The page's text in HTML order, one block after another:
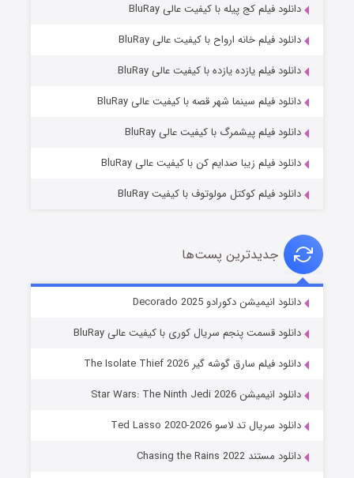
خاندان اژدها فصل ۳
دانلود فیلم کج‌ پیله با کیفیت عالی BluRay
دانلود فیلم خانه ارواح با کیفیت عالی BluRay
دانلود فیلم یازده یازده با کیفیت عالی BluRay
دانلود فیلم سینما شهر قصه با کیفیت عالی BluRay
دانلود فیلم پیشمرگ با کیفیت عالی BluRay
دانلود فیلم زیبا صدایم کن با کیفیت عالی BluRay
دانلود فیلم کوکتل مولوتوف با کیفیت BluRay
جدیدترین پست‌ها
دانلود انیمیشن دکورادو Decorado 2025
دانلود قسمت پنجم سریال کوری با کیفیت عالی BluRay
دانلود فیلم سارق گوشه گیر The Isolate Thief 2026
دانلود انیمیشن Star Wars: The Ninth Jedi 2026
دانلود سریال تد لاسو Ted Lasso 2020-2026
دانلود مستند Chasing the Rains 2022